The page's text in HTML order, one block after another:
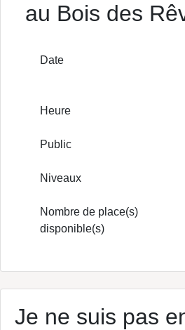
au Bois des
Date
Heure
Public
Niveaux
Nombre de place(s)
disponible(s)
Je ne suis pas